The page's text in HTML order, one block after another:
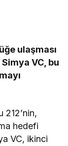
ulaşması
VC, bu
212’nin,
hedefi
VC, ikinci